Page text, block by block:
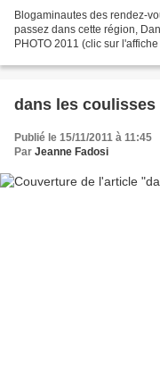
Blogaminautes des rendez-
passez dans cette région,
PHOTO 2011 (clic sur
dans les coulisses
Publié le 15/11/2011 à 11:45
Par Jeanne Fadosi